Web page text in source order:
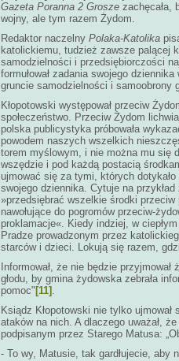
Gazeta Poranna 2 Grosze zachęcała,
wojny, ale tym razem Żydom.
Redaktor naczelny Polaka-Katolika
katolickiemu, tudzież zawsze palącej
samodzielności i przedsiębiorczości
formułował zadania swojego
gruncie samodzielności i samoobrony
Kłopotowski występował przeciw
społeczeństwo. Przeciw Żydom
polska publicystyka próbowała
powodem naszych wszelkich
torem myślowym, i nie można mu się
wszędzie i pod każdą postacią
ujmować się za tymi, których
swojego dziennika. Cytuje na
»przedsiębrać wszelkie środki
nawołujące do pogromów przeciw-
proklamacje«. Kiedy indziej, w
Pradze prowadzonym przez
starców i dzieci. Lokują się razem,
Informował, że nie będzie
głodu, by gmina żydowska zebrała
pomoc" [11] .
Ksiądz Kłopotowski nie tylko
ataków na nich. A dlaczego uważał,
podpisanym przez Starego Matusa:
- To wy, Matusie, tak gardłujecie, aby